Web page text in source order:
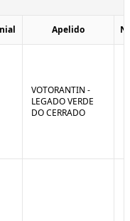
Apelido
VOTORANTIN -
LEGADO VERDE
DO CERRADO